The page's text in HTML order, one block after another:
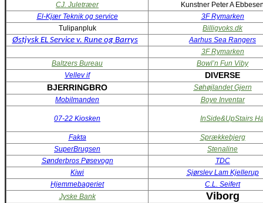
CJ. Juletræer
Kunstner Peter A
El-Kjær Teknik og service
3F Rymarken
Tulipanpluk
Billigvoks.dk
Østjysk EL Service v. Rune og Barrys
Aarhus Sea Rangers
3F Rymarken
Baltzers Bureau
Bowl’n Fun Viby
Vellev if
DIVERSE
BJERRINGBRO
Søhøjlandet Gjern
Mobilmanden
Boye Inventar
07-22 Kiosken InSide&UpStairs
Fakta
Sprækkebjerg
SuperBrugsen
Stenaline
Sønderbros Pøsevogn
TDC
Kiwi
Sjørslev Lam Kjellerup
Hjemmebageriet
C.L. Seifert
Jyske Bank
Viborg